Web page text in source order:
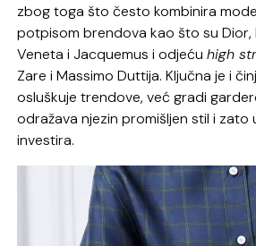
zbog toga što često kombinira
potpisom brendova kao što su Dior,
Veneta i Jacquemus i odjećuhigh
Zare i Massimo Duttija. Ključna je i
osluškuje trendove, već gradi
odražava njezin promišljen stil i zato
investira.